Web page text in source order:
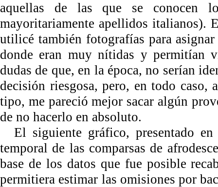
aquellas de las que se conocen
mayoritariamente apellidos italianos).
utilicé también fotografías para
donde eran muy nítidas y permitían
dudas de que, en la época, no serían
decisión riesgosa, pero, en todo caso,
tipo, me pareció mejor sacar algún
de no hacerlo en absoluto.
El siguiente gráfico, presentado
temporal de las comparsas de
base de los datos que fue posible
permitiera estimar las omisiones por